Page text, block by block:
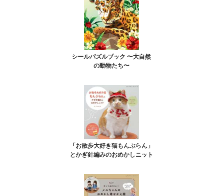
シールパズルブック 〜大自然
の動物たち〜
「お散歩大好き猫もんぶらん」
とかぎ針編みのおめかしニット